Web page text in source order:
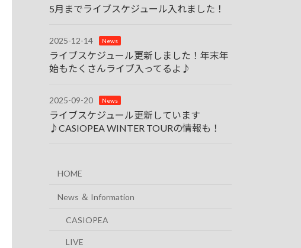
5月までライブスケジュール入れました！
2025-12-14 News
ライブスケジュール更新しました！年末年
始もたくさんライブ入ってるよ♪
2025-09-20 News
ライブスケジュール更新しています
♪CASIOPEA WINTER TOURの情報も！
HOME
News ＆ Information
CASIOPEA
LIVE